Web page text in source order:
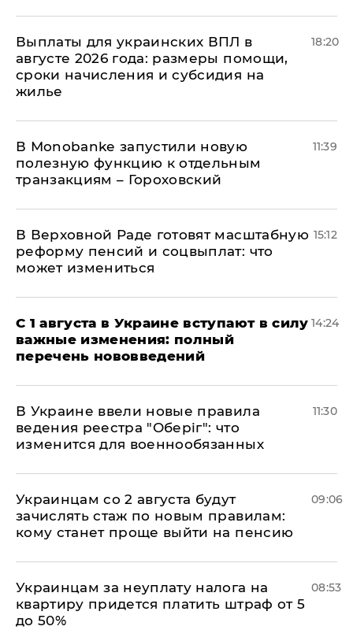
Выплаты для украинских ВПЛ в
августе 2026 года: размеры помощи,
сроки начисления и субсидия на
жилье
18:20
В Мonobankе запустили новую
полезную функцию к отдельным
транзакциям – Гороховский
11:39
В Верховной Раде готовят масштабную
реформу пенсий и соцвыплат: что
может измениться
15:12
С 1 августа в Украине вступают в силу
важные изменения: полный
перечень нововведений
14:24
В Украине ввели новые правила
ведения реестра "Оберіг": что
изменится для военнообязанных
11:30
Украинцам со 2 августа будут
зачислять стаж по новым правилам:
кому станет проще выйти на пенсию
09:06
Украинцам за неуплату налога на
квартиру придется платить штраф от 5
до 50%
08:53